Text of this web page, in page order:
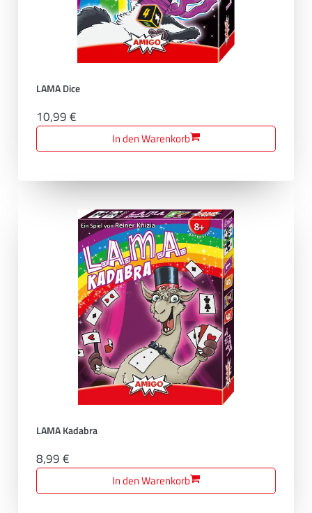
LAMA Dice
10,99 €
In den Warenkorb
LAMA Kadabra
8,99 €
In den Warenkorb